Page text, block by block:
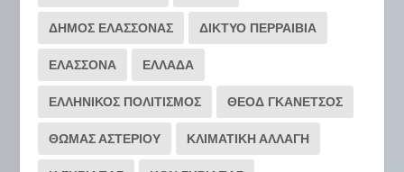
ΔΗΜΟΣ ΕΛΑΣΣΟΝΑΣ ΔΙΚΤΥΟ ΠΕΡΡΑΙΒΙΑ
ΕΛΑΣΣΟΝΑ ΕΛΛΑΔΑ
ΕΛΛΗΝΙΚΟΣ ΠΟΛΙΤΙΣΜΟΣ ΘΕΟΔ ΓΚΑΝΕΤΣΟΣ
ΘΩΜΑΣ ΑΣΤΕΡΙΟΥ ΚΛΙΜΑΤΙΚΗ ΑΛΛΑΓΗ